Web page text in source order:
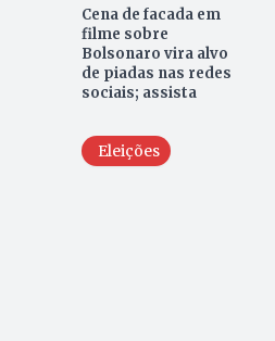
Cena de facada em
filme sobre
Bolsonaro vira alvo
de piadas nas redes
sociais; assista
Eleições